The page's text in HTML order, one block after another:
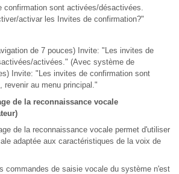
sont activées/désactivées.
activar les Invites de confirmation?"
de 7 pouces) Invite: "Les invites de
activées." (Avec système de
Invite: "Les invites de confirmation sont
revenir au menu principal."
de la reconnaissance vocale
de la reconnaissance vocale permet d'utiliser
adaptée aux caractéristiques de la voix de
commandes de saisie vocale du système n'est